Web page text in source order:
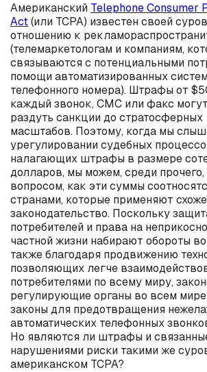
Американский Telephone Consumer
Act(или TCPA) известен своей
отношению к
(телемаркетологам и компаниям,
связываются с потенциальными
помощи автоматизированных
телефонного номера). Штрафы от
каждый звонок, СМС или факс
раздуть санкции до стратосферных
масштабов. Поэтому, когда мы
урегулировании судебных
налагающих штрафы в размере
долларов, мы можем, среди прочего,
вопросом, как эти суммы
странами, которые применяют
законодательство. Поскольку
потребителей и права на
частной жизни набирают обороты
также благодаря продвижению
позволяющих легче
потребителями по всему миру,
регулирующие органы во всем
законы для предотвращения
автоматических телефонных
Но являются ли штрафы и
нарушениями риски такими же
американском TCPA?